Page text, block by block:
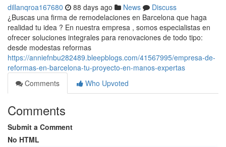
dillanqroa167680 88 days ago News
Discuss
¿Buscas una firma de remodelaciones en Barcelona que haga
realidad tu idea ? En nuestra empresa , somos especialistas en
ofrecer soluciones integrales para renovaciones de todo tipo:
desde modestas reformas
https://anniefnbu282489.bleepblogs.com/41567995/empresa-de-
reformas-en-barcelona-tu-proyecto-en-manos-expertas
Comments
Who Upvoted
Comments
Submit a Comment
No HTML